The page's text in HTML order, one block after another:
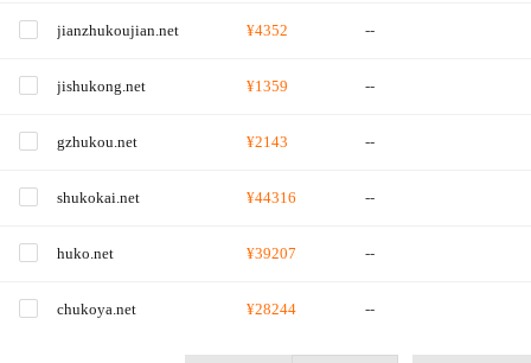
jianzhukoujian.net ¥4352 --
jishukong.net ¥1359 --
gzhukou.net ¥2143 --
shukokai.net ¥44316 --
huko.net ¥39207 --
chukoya.net ¥28244 --